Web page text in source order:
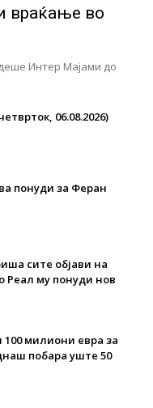
враќање во
Интер Мајами до
06.08.2026)
понуди за Феран
сите објави на
Реал му понуди нов
милиони евра за
побара уште 50